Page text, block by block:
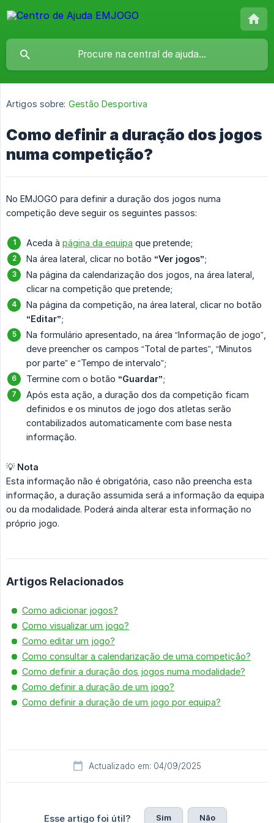
Artigos sobre: Gestão Desportiva
Como definir a duração dos jogos
numa competição?
No EMJOGO para definir a duração dos jogos numa
competição deve seguir os seguintes passos:
Aceda à página da equipa que pretende;
Na área lateral, clicar no botão “Ver jogos”;
Na página da calendarização dos jogos, na área lateral,
clicar na competição que pretende;
Na página da competição, na área lateral, clicar no botão
“Editar”;
Na formulário apresentado, na área “Informação de jogo”,
deve preencher os campos “Total de partes”, “Minutos
por parte” e “Tempo de intervalo”;
Termine com o botão “Guardar”;
Após esta ação, a duração dos da competição ficam
definidos e os minutos de jogo dos atletas serão
contabilizados automaticamente com base nesta
informação.
💡 Nota
Esta informação não é obrigatória, caso não preencha esta
informação, a duração assumida será a informação da equipa
ou da modalidade. Poderá ainda alterar esta informação no
próprio jogo.
Artigos Relacionados
Como adicionar jogos?
Como visualizar um jogo?
Como editar um jogo?
Como consultar a calendarização de uma competição?
Como definir a duração dos jogos numa modalidade?
Como definir a duração de um jogo?
Como definir a duração de um jogo por equipa?
Actualizado em: 04/09/2025
Esse artigo foi útil? Sim Não